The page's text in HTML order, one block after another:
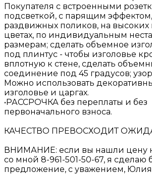
Покупателя с встроенными
подсветкой, с парящим
раздвижных поликов, на высоких
цветах, по индивидуальным
размерам; сделать объемное
под плинтус - чтобы изголовье
вплотную к стене, сделать
соединение под 45 градусов;
Можно использовать
изголовье и царгах.
•РАССРОЧКА без переплаты и без
первоначального взноса.
КАЧЕСТВО ПРЕВОСХОДИТ
ВНИМАНИЕ: если вы нашли цену
со мной 8-961-501-50-67, я сделаю
предложение, с уважением,